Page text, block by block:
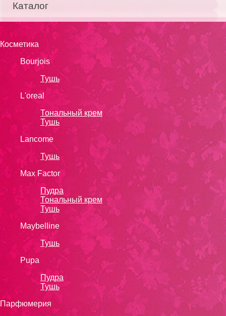
Каталог
Косметика
Bourjois
Тушь
L'oreal
Тональный крем
Тушь
Lanсоmе
Тушь
Max Factor
Пудра
Тональный крем
Тушь
Maybelline
Тушь
Pupa
Пудра
Тушь
Парфюмерия